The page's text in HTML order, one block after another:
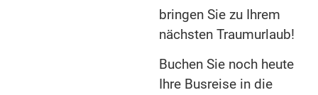
bringen Sie zu Ihrem
nächsten Traumurlaub!
Buchen Sie noch heute
Ihre Busreise in die